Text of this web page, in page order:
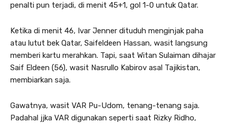
penalti pun terjadi, di menit 45+1, gol 1-0 untuk Qatar.
Ketika di menit 46, Ivar Jenner dituduh menginjak paha
atau lutut bek Qatar, Saifeldeen Hassan, wasit langsung
memberi kartu merahkan. Tapi, saat Witan Sulaiman dihajar
Saif Eldeen (56), wasit Nasrullo Kabirov asal Tajikistan,
membiarkan saja.
Gawatnya, wasit VAR Pu-Udom, tenang-tenang saja.
Padahal jjka VAR digunakan seperti saat Rizky Ridho,